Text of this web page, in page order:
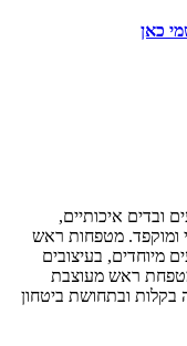
איכותיים,
מטפחות ראש
בעיצובים
ראש מעוצבת
ובתחושת ביטחון